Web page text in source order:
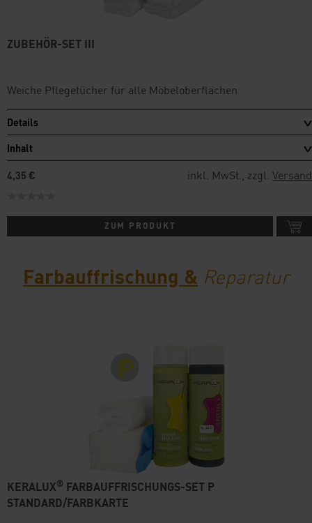
ZUBEHÖR-SET III
Weiche Pflegetücher für alle Möbeloberflächen
Details
Inhalt
4,35 €
inkl. MwSt., zzgl. Versand
ZUM PRODUKT
Farbauffrischung & Reparatur
KERALUX® FARBAUFFRISCHUNGS-SET P
STANDARD/FARBKARTE